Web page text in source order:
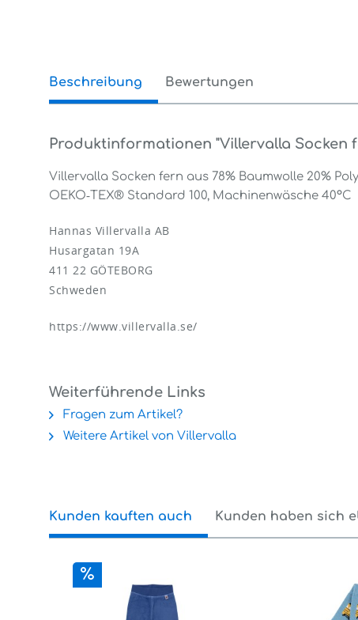
Beschreibung Bewertungen
Produktinformationen "Villervalla Socken
Villervalla Socken fern aus 78% Baumwolle 20%
OEKO‑TEX® Standard 100, Machinenwäsche 40°C
Hannas Villervalla AB
Husargatan 19A
411 22 GÖTEBORG
Schweden
https://www.villervalla.se/
Weiterführende Links
Fragen zum Artikel?
Weitere Artikel von Villervalla
Kunden kauften auch Kunden haben sich